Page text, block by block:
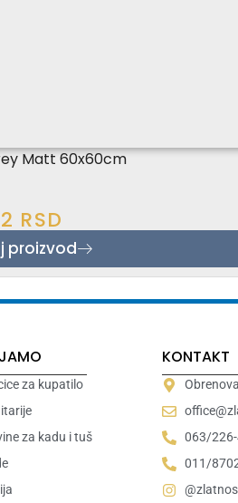
Matt 60x60cm
RSD
proizvod
za kupatilo
za kadu i tuš
KONTAKT
063/
011/